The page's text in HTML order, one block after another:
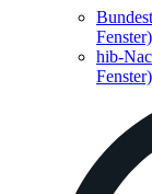
Fenster)
hib-
Fenster)